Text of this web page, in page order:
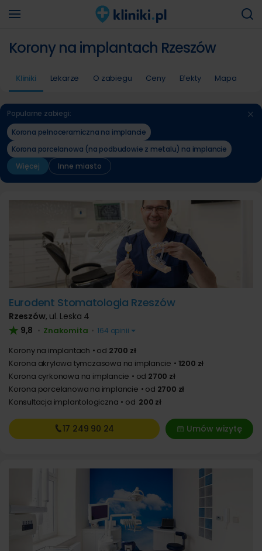
Korony na implantach Rzeszów
Kliniki Lekarze O zabiegu Ceny Efekty Mapa
Popularne zabiegi:
Korona pełnoceramiczna na implancie
Korona porcelanowa (na podbudowie z metalu) na implancie
Więcej
Inne miasto
Eurodent Stomatologia Rzeszów
Rzeszów, ul. Leska 4
9,8 • Znakomita • 164 opinii
Korony na implantach od 2700 zł
Korona akrylowa tymczasowa na implancie
1200 zł
Korona cyrkonowa na implancie
od 2700 zł
Korona porcelanowa na implancie
od 2700 zł
Konsultacja implantologiczna
od 200 zł
Umów wizytę
17 249 90 24